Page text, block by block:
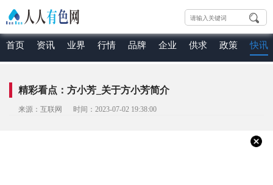
首页 资讯 业界 行情 品牌 企业 供求 政策 快讯
精彩看点：方小芳_关于方小芳简介
来源：互联网 时间：2023-07-02 19:38:00